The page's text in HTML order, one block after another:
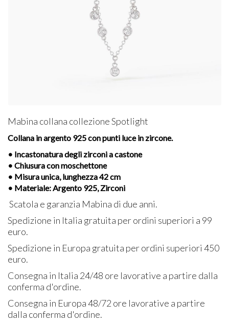
Mabina collana collezione Spotlight
Collana in argento 925 con punti luce in zircone.
• Incastonatura degli zirconi a castone
• Chiusura con moschettone
• Misura unica, lunghezza 42 cm
• Materiale: Argento 925, Zirconi
Scatola e garanzia Mabina di due anni.
Spedizione in Italia gratuita per ordini superiori a 99
euro.
Spedizione in Europa gratuita per ordini superiori 450
euro.
Consegna in Italia 24/48 ore lavorative a partire dalla
conferma d'ordine.
Consegna in Europa 48/72 ore lavorative a partire
dalla conferma d'ordine.